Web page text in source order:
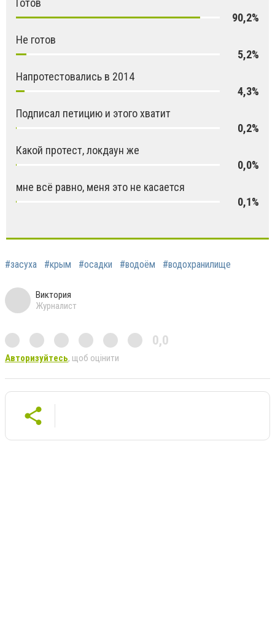
Готов
90,2%
Не готов
5,2%
Напротестовались в 2014
4,3%
Подписал петицию и этого хватит
0,2%
Какой протест, локдаун же
0,0%
мне всё равно, меня это не касается
0,1%
#засуха #крым #осадки #водоём #водохранилище
Виктория
Журналист
0,0
Авторизуйтесь, щоб оцінити